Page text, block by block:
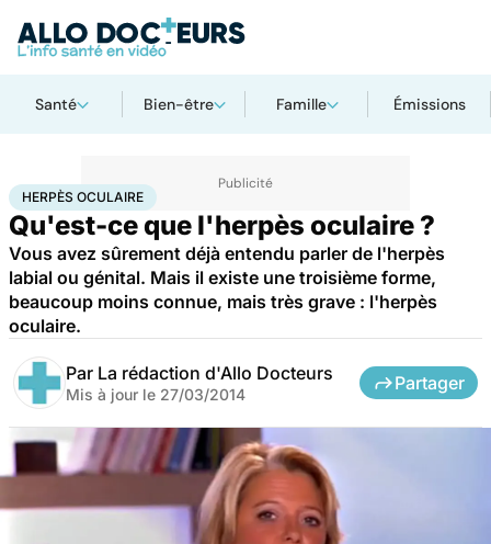
Santé Bien-être Famille Émissions
AccueilSantéHerpès oculaire
HERPÈS OCULAIRE
Qu'est-ce que l'herpès oculaire ?
Vous avez sûrement déjà entendu parler de l'herpès
labial ou génital. Mais il existe une troisième forme,
beaucoup moins connue, mais très grave : l'herpès
oculaire.
Par La rédaction d'Allo Docteurs
Mis à jour le 27/03/2014
Partager